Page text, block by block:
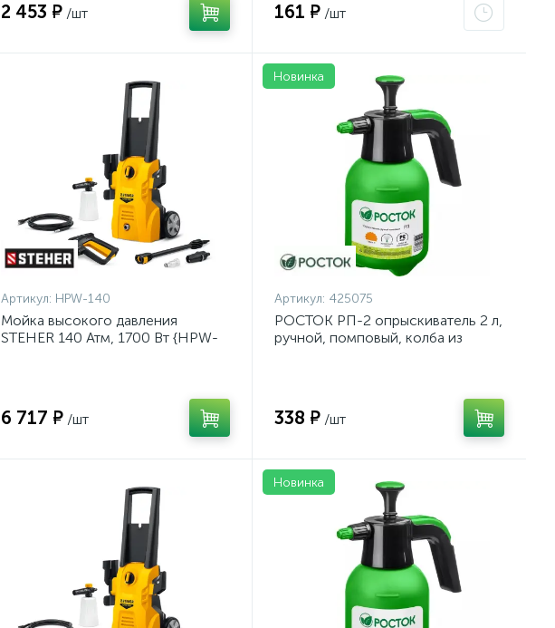
2 453 ₽ /шт 161 ₽ /шт
Артикул: HPW-140
Мойка высокого давления
STEHER 140 Атм, 1700 Вт {HPW-
6 717 ₽ /шт
Новинка
Артикул: 425075
РОСТОК РП-2 опрыскиватель 2 л,
ручной, помповый, колба из
338 ₽ /шт
Новинка